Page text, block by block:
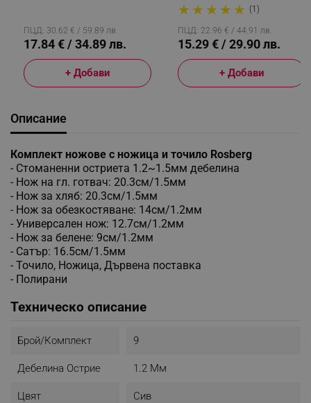
ПЦД: 30.62 € / 59.89 лв.
17.84 € / 34.89 лв.
+ Добави
Мраморно Покритие, 6
Части, Черен
★ ★ ★ ★ ★ (1)
ПЦД: 22.96 € / 44.91 лв.
15.29 € / 29.90 лв.
+ Добави
Описание
Комплект ножове с ножица и точило Rosberg
- Стоманенни остриета 1.2~1.5мм дебелина
- Нож на гл. готвач: 20.3см/1.5мм
- Нож за хляб: 20.3см/1.5мм
- Нож за обезкостяване: 14см/1.2мм
- Универсален нож: 12.7см/1.2мм
- Нож за белене: 9см/1.2мм
- Сатър: 16.5см/1.5мм
- Точило, Ножица, Дървена поставка
- Полирани
Техническо описание
Брой/комплект 9
Дебелина Острие 1.2 Мм
Цвят Сив